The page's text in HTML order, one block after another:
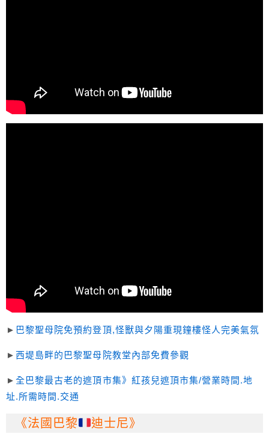
► 巴黎聖母院免預約登頂,怪獸與夕陽重現鐘樓怪人完美氣氛
►西堤島畔的巴黎聖母院教堂內部免費參觀
►全巴黎最古老的遮頂市集》紅孩兒遮頂市集/營業時間.地
址.所需時間.交通
《法國巴黎 迪士尼》